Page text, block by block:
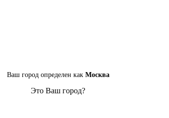
Ваш город определен как Москва
Это Ваш город?